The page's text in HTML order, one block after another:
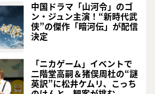
中国ドラマ「山河令」のゴ
ン・ジュン主演！“新時代武
侠”の傑作「暗河伝」が配信
決定
「ニカゲーム」イベントで
二階堂高嗣＆猪俣周杜の“謎
英訳”に松井ケムリ、こっち